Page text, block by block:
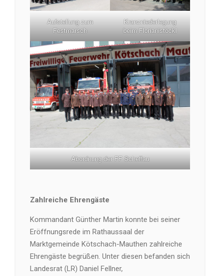
Aufstellung zum
Festmarsch
Kranzniederlegung
beim Florianistöckl
Abordnung der FF Scheffau
Zahlreiche Ehrengäste
Kommandant Günther Martin konnte bei seiner
Eröffnungsrede im Rathaussaal der
Marktgemeinde Kötschach-Mauthen zahlreiche
Ehrengäste begrüßen. Unter diesen befanden sich
Landesrat (LR) Daniel Fellner,